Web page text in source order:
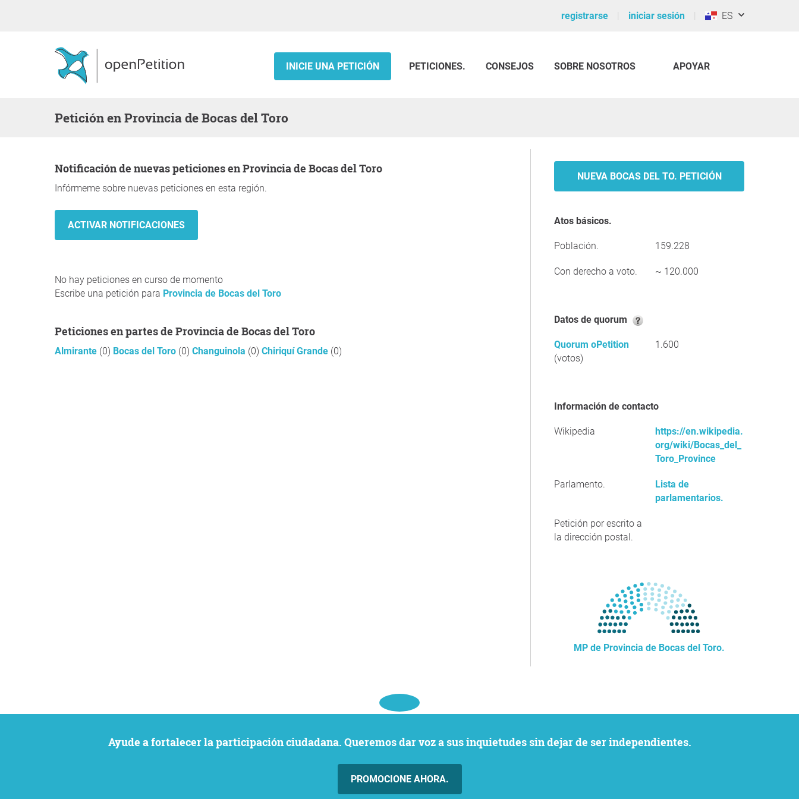
registrarse iniciar sesión ES
INICIE UNA PETICIÓN PETICIONES. CONSEJOS SOBRE NOSOTROS APOYAR
Petición en Provincia de Bocas del Toro
Notificación de nuevas peticiones en Provincia de Bocas del Toro
Infórmeme sobre nuevas peticiones en esta región.
No hay peticiones en curso de momento
Escribe una petición para Provincia de Bocas del Toro
Peticiones en partes de Provincia de Bocas del Toro
Almirante (0) Bocas del Toro (0) Changuinola (0) Chiriquí Grande (0)
NUEVA BOCAS DEL TO. PETICIÓN
Atos básicos.
Población. 159.228
Con derecho a voto. ~ 120.000
Datos de quorum
Quorum oPetition
(votos)
1.600
Información de contacto
Wikipedia
https://en.wikipedia.
org/wiki/Bocas_del_
Toro_Province
Parlamento.
Lista de
parlamentarios.
Petición por escrito a
la dirección postal.
MP de Provincia de Bocas del Toro.
Ayude a fortalecer la participación ciudadana. Queremos dar voz a sus inquietudes sin dejar de ser independientes.
PROMOCIONE AHORA.